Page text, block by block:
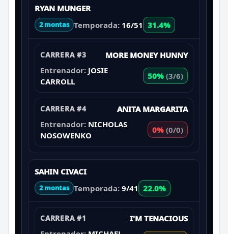
RYAN MUNGER
2 montas Temporada: 16/51 31.4%
CARRERA #3
MORE MONEY HUNNY
Entrenador: JOSIE
CARROLL
50% (3/6)
CARRERA #4
ANITA MARGARITA
Entrenador: NICHOLAS
NOSOWENKO
0% (0/0)
SAHIN CIVACI
2 montas Temporada: 9/41 22.0%
CARRERA #1
I'M TENACIOUS